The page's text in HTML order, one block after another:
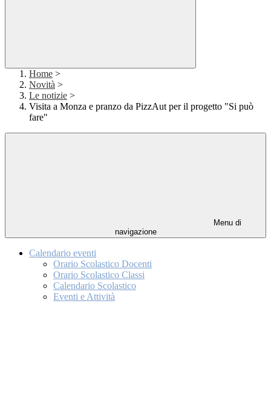
Home >
Novità >
Le notizie >
Visita a Monza e pranzo da PizzAut per il progetto "Si può
fare"
Menu di
navigazione
Calendario eventi
Orario Scolastico Docenti
Orario Scolastico Classi
Calendario Scolastico
Eventi e Attività